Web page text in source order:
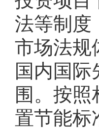
法等制度
市场法规
国内国
围。按照
置节能标